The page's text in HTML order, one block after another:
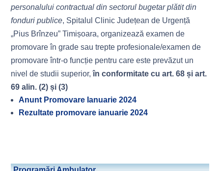
personalului contractual din sectorul bugetar plătit din
fonduri publice, Spitalul Clinic Județean de Urgență
„Pius Brînzeu” Timișoara, organizează examen de
promovare în grade sau trepte profesionale/examen de
promovare într-o funcție pentru care este prevăzut un
nivel de studii superior,în conformitate cu art. 68 și art.
69 alin. (2) și (3)
Anunt Promovare Ianuarie 2024
Rezultate promovare ianuarie 2024